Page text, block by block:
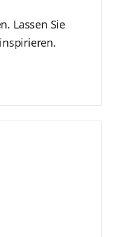
Lassen Sie